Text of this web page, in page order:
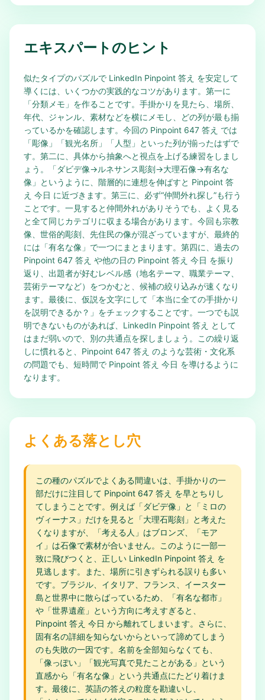
エキスパートのヒント
似たタイプのパズルで LinkedIn Pinpoint 答え を安定して
導くには、いくつかの実践的なコツがあります。第一に
「分類メモ」を作ることです。手掛かりを見たら、場所、
年代、ジャンル、素材などを横にメモし、どの列が最も揃
っているかを確認します。今回の Pinpoint 647 答え では
「彫像」「観光名所」「人型」といった列が揃ったはずで
す。第二に、具体から抽象へと視点を上げる練習をしまし
ょう。「ダビデ像→ルネサンス彫刻→大理石像→有名な
像」というように、階層的に連想を伸ばすと Pinpoint 答
え 今日 に近づきます。第三に、必ず“仲間外れ探し”も行う
ことです。一見すると仲間外れがありそうでも、よく見る
と全て同じカテゴリに収まる場合があります。今回も宗教
像、世俗的彫刻、先住民の像が混ざっていますが、最終的
には「有名な像」で一つにまとまります。第四に、過去の
Pinpoint 647 答え や他の日の Pinpoint 答え 今日 を振り
返り、出題者が好むレベル感（地名テーマ、職業テーマ、
芸術テーマなど）をつかむと、候補の絞り込みが速くなり
ます。最後に、仮説を文字にして「本当に全ての手掛かり
を説明できるか？」をチェックすることです。一つでも説
明できないものがあれば、LinkedIn Pinpoint 答え として
はまだ弱いので、別の共通点を探しましょう。この繰り返
しに慣れると、Pinpoint 647 答え のような芸術・文化系
の問題でも、短時間で Pinpoint 答え 今日 を導けるように
なります。
よくある落とし穴
この種のパズルでよくある間違いは、手掛かりの一
部だけに注目して Pinpoint 647 答え を早とちりし
てしまうことです。例えば「ダビデ像」と「ミロの
ヴィーナス」だけを見ると「大理石彫刻」と考えた
くなりますが、「考える人」はブロンズ、「モア
イ」は石像で素材が合いません。このように一部一
致に飛びつくと、正しい LinkedIn Pinpoint 答え を
見逃します。また、場所に引きずられる誤りも多い
です。ブラジル、イタリア、フランス、イースター
島と世界中に散らばっているため、「有名な都市」
や「世界遺産」という方向に考えすぎると、
Pinpoint 答え 今日 から離れてしまいます。さらに、
固有名の詳細を知らないからといって諦めてしまう
のも失敗の一因です。名前を全部知らなくても、
「像っぽい」「観光写真で見たことがある」という
直感から「有名な像」という共通点にたどり着けま
す。最後に、英語の答えの粒度を勘違いし、